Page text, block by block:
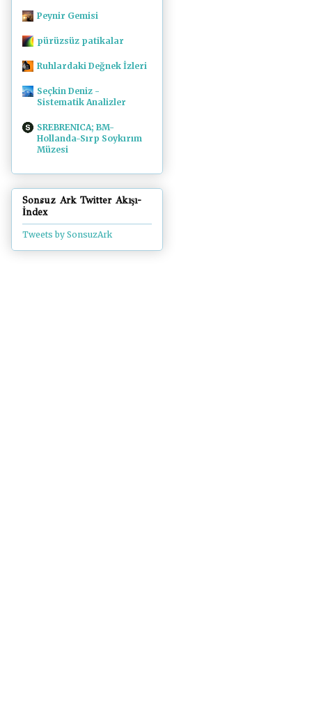
Peynir Gemisi
pürüzsüz patikalar
Ruhlardaki Değnek İzleri
Seçkin Deniz -
Sistematik Analizler
SREBRENICA; BM-
Hollanda-Sırp Soykırım
Müzesi
Sonsuz Ark Twitter Akışı-
İndex
Tweets by SonsuzArk